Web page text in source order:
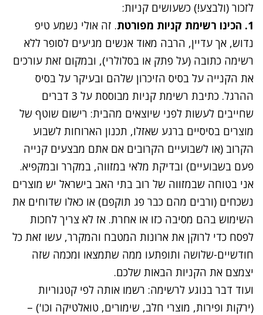
לזכור (ולבצע!) כשעושים קניות:
1. הכינו רשימת קניות מפורטת
. זה אולי נשמע טיפ
נדוש, אך עדיין, הרבה מאוד אנשים מגיעים לסופר ללא
רשימה כתובה (על פתק או בסלולרי), ובמקום זאת עורכים
את הקנייה על בסיס הזיכרון שלהם ובעיקר על בסיס
ההרגל. כתיבת רשימת קניות מבוססת על 3 דברים
שחייבים לעשות לפני שיוצאים מהבית: רישום שוטף של
מוצרים בסיסיים ברגע שאזלו, תכנון הארוחות לשבוע
הקרוב (או לשבועיים הקרובים אם אתם מבצעים קנייה
פעם בשבועיים) ובדיקת מלאי במזווה, במקרר ובמקפיא.
אני בטוחה שבמזווה של רוב בתי האב בישראל יש מוצרים
נשכחים (ורבים מהם כבר פג תוקפם) או כאלו שדוחים את
השימוש בהם מסיבה כזו או אחרת. אז לא צריך לחכות
לפסח כדי לרוקן את ארונות המטבח והמקרר, עשו זאת כל
חודשיים-שלושה ותופתעו ממה שתמצאו ומכמה שזה
יצמצם את הקניות הבאות שלכם.
ועוד דבר בנוגע לרשימה: רשמו אותה לפי קטגוריות
(ירקות ופירות, מוצרי חלב, שימורים, טואלטיקה וכו') –